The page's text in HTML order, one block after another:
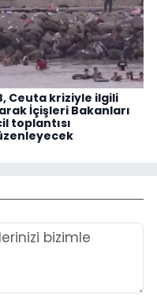
Ceuta kriziyle ilgili
İçişleri Bakanları
toplantısı